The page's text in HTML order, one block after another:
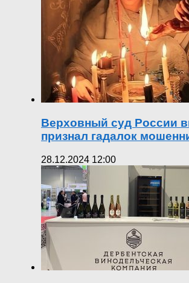
Верховный суд России
признал гадалок
28.12.2024 12:00